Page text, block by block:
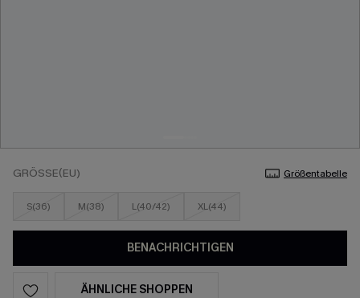
GRÖSSE(EU) Größentabelle
S(36) M(38) L(40/42) XL(44)
BENACHRICHTIGEN
ÄHNLICHE SHOPPEN